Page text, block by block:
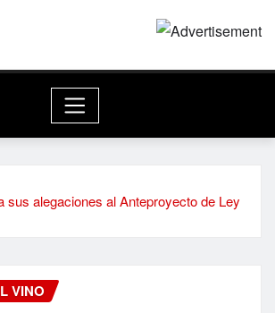
sus alegaciones al Anteproyecto de Ley
VINO